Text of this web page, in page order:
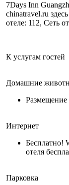
7Days Inn
chinatravel.ru
отеле: 112, Сеть
К услугам гостей
Домашние
Интернет
Бесплатно!
отеля
Парковка